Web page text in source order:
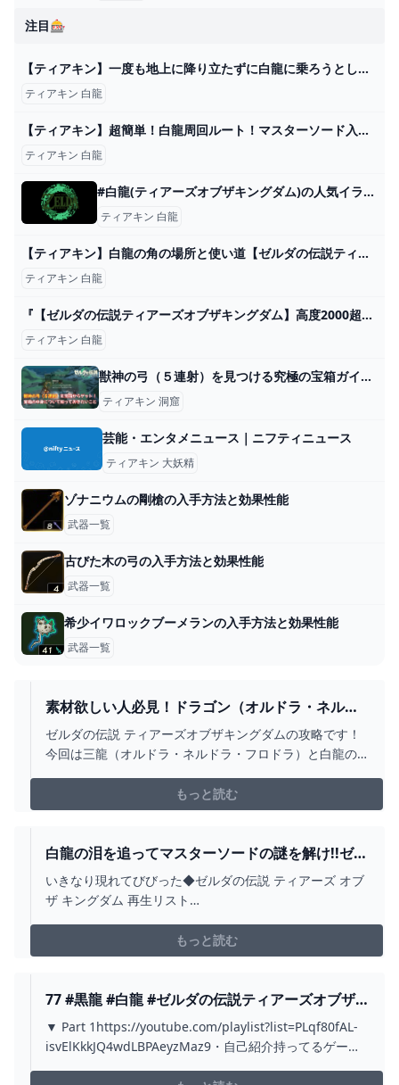
注目🎰
【ティアキン】一度も地上に降り立たずに白龍に乗ろうとしたら...【ゼルダの伝説 ティアーズ オブ ザ キングダム / 検証】 - YouTube
ティアキン 白龍
【ティアキン】超簡単！白龍周回ルート！マスターソード入手が楽になるチャレンジ！【ゼルダの伝説】 - YouTube
ティアキン 白龍
#白龍(ティアーズオブザキングダム)の人気イラストやマンガ - pixiv
ティアキン 白龍
【ティアキン】白龍の角の場所と使い道【ゼルダの伝説ティアーズオブザキングダム】｜ゲームエイト
ティアキン 白龍
『【ゼルダの伝説ティアーズオブザキングダム】高度2000超の白龍に飛び乗るポイント』
ティアキン 白龍
獣神の弓（５連射）を見つける究極の宝箱ガイド【ティアキン攻略】 とあるゲームブログの軌跡
ティアキン 洞窟
芸能・エンタメニュース｜ニフティニュース
ティアキン 大妖精
ゾナニウムの剛槍の入手方法と効果性能
武器一覧
古びた木の弓の入手方法と効果性能
武器一覧
希少イワロックブーメランの入手方法と効果性能
武器一覧
素材欲しい人必見！ドラゴン（オルドラ・ネルド
ラ・フロドラ・白龍）の周回ルートや仕様を解
説！【ゼルダの伝説 ティアキン】 - YOUTUBE
ゼルダの伝説 ティアーズオブザキングダムの攻略です！
今回は三龍（オルドラ・ネルドラ・フロドラ）と白龍の
プター0:00 まえおき0:29 仕様について1:34 ネルドラ2:25
フロドラ3:14 オルドラ4:32 白龍の周回5:26 おわりに#テ
もっと読む
白龍の泪を追ってマスターソードの謎を解け!!ゼル
ダ姫とソニアの作戦とは!?ティアキン最速実況
PART86【ゼルダの伝説 ティアーズ オブ ザ キング
いきなり現れてびびった◆ゼルダの伝説 ティアーズ オブ
ザ キングダム 再生リスト
list=PLSszGF__n8Ssi1wn8WlhjWto075w6yARn◆ゼルダ
の伝説 ブレス オブ ザ ワイルド 再生リスト
もっと読む
77 #黒龍 #白龍 #ゼルダの伝説ティアーズオブザ
キングダム - YOUTUBE
▼ Part 1https://youtube.com/playlist?list=PLqf80fAL-
isvElKkkJQ4wdLBPAeyzMaz9・自己紹介持ってるゲーム